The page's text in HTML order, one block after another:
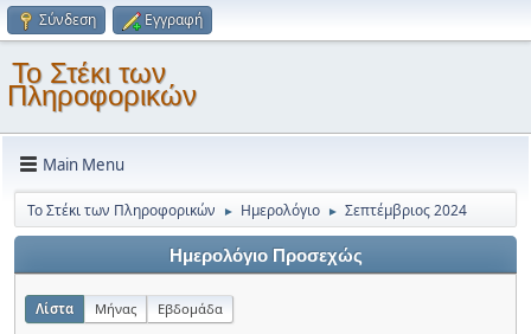
Σύνδεση Εγγραφή
Το Στέκι των
Πληροφορικών
Main Menu
Το Στέκι των Πληροφορικών ► Ημερολόγιο ► Σεπτέμβριος 2024
Ημερολόγιο Προσεχώς
Λίστα Μήνας Εβδομάδα